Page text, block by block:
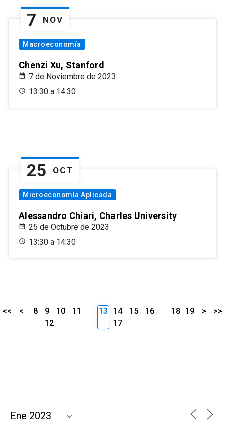
7 NOV
Macroeconomía
Chenzi Xu, Stanford
7 de Noviembre de 2023
13:30 a 14:30
25 OCT
Microeconomía Aplicada
Alessandro Chiari, Charles University
25 de Octubre de 2023
13:30 a 14:30
<< < 8 9 10
11
12
13 14 15
16
17
18 19 > >>